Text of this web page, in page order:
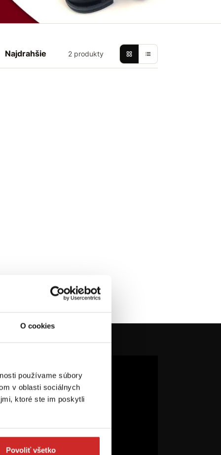
O cookies
používame súbory
v oblasti sociálnych
ktoré ste im poskytli
Povoliť všetko
Najdrahšie 2 produkty